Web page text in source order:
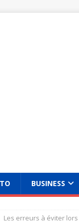
BUSINESS
Les erreurs à éviter